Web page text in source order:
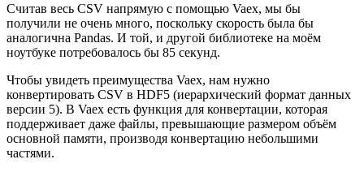
Считав весь CSV напрямую с помощью Vaex, мы бы
получили не очень много, поскольку скорость была бы
аналогична Pandas. И той, и другой библиотеке на моём
ноутбуке потребовалось бы 85 секунд.
Чтобы увидеть преимущества Vaex, нам нужно
конвертировать CSV в HDF5 (иерархический формат данных
версии 5). В Vaex есть функция для конвертации, которая
поддерживает даже файлы, превышающие размером объём
основной памяти, производя конвертацию небольшими
частями.